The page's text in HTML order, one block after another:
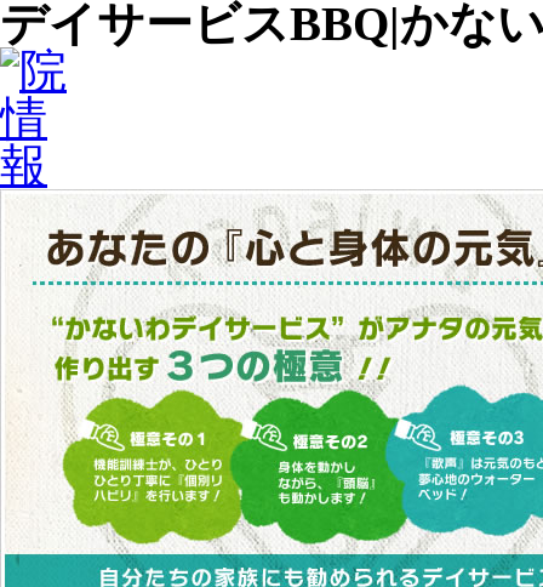
デイサービスBBQ|かな